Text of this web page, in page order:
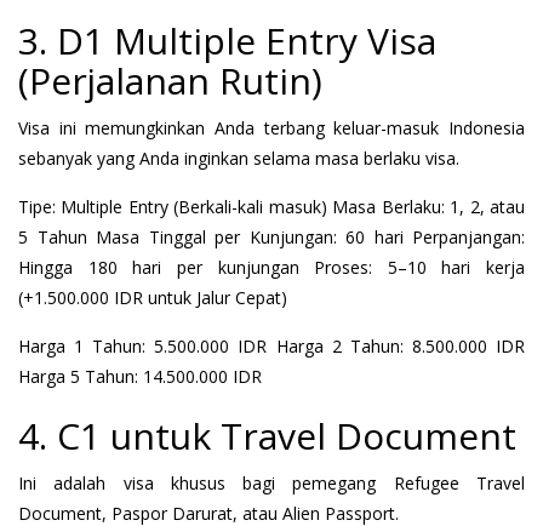
3. D1 Multiple Entry Visa
(Perjalanan Rutin)
Visa ini memungkinkan Anda terbang keluar-masuk Indonesia
sebanyak yang Anda inginkan selama masa berlaku visa.
Tipe: Multiple Entry (Berkali-kali masuk) Masa Berlaku: 1, 2, atau
5 Tahun Masa Tinggal per Kunjungan: 60 hari Perpanjangan:
Hingga 180 hari per kunjungan Proses: 5–10 hari kerja
(+1.500.000 IDR untuk Jalur Cepat)
Harga 1 Tahun: 5.500.000 IDR Harga 2 Tahun: 8.500.000 IDR
Harga 5 Tahun: 14.500.000 IDR
4. C1 untuk Travel Document
Ini adalah visa khusus bagi pemegang Refugee Travel
Document, Paspor Darurat, atau Alien Passport.